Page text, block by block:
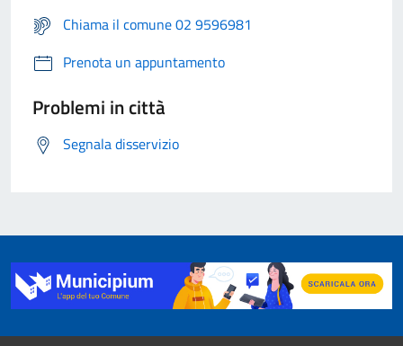
Chiama il comune 02 9596981
Prenota un appuntamento
Problemi in città
Segnala disservizio